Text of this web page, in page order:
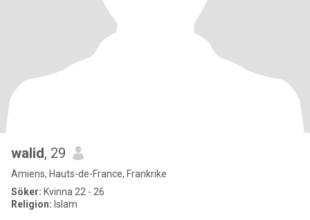
walid, 29
Amiens, Hauts-de-France, Frankrike
Söker: Kvinna 22 - 26
Religion: Islam